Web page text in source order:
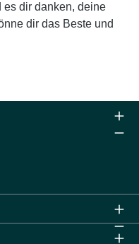
es dir danken, deine
dir das Beste und